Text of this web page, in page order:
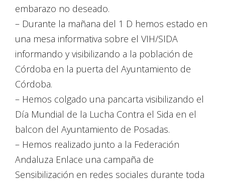
embarazo no deseado.
– Durante la mañana del 1 D hemos estado en
una mesa informativa sobre el VIH/SIDA
informando y visibilizando a la población de
Córdoba en la puerta del Ayuntamiento de
Córdoba.
– Hemos colgado una pancarta visibilizando el
Día Mundial de la Lucha Contra el Sida en el
balcon del Ayuntamiento de Posadas.
– Hemos realizado junto a la Federación
Andaluza Enlace una campaña de
Sensibilización en redes sociales durante toda